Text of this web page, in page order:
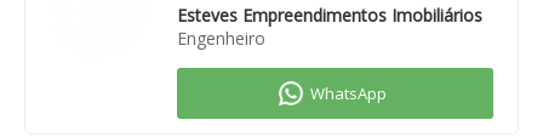
Esteves Empreendimentos Imobiliários
Engenheiro